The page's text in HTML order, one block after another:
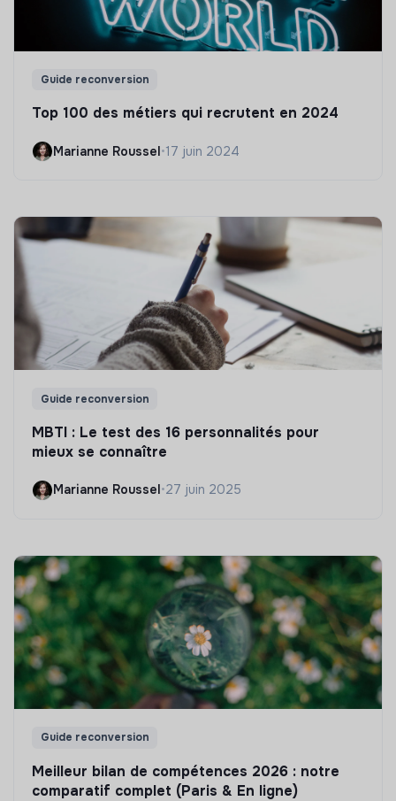
Guide reconversion
Top 100 des métiers qui recrutent en 2024
Marianne Roussel•17 juin 2024
Guide reconversion
MBTI : Le test des 16 personnalités pour
mieux se connaître
Marianne Roussel •27 juin 2025
Guide reconversion
Meilleur bilan de compétences 2026 : notre
comparatif complet (Paris & En ligne)